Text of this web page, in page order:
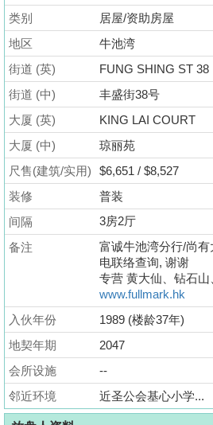
数
据
公
布
置
业
手
册
关
於
我
类别
居屋/资助房屋
地区
牛池湾
街道 (英)
FUNG SHING ST 38
街道 (中)
丰盛街38号
大厦 (英)
KING LAI COURT
大厦 (中)
琼丽苑
尺售(建筑/实用)
$6,651 / $8,527
装修
普装
间隔
3房2厅
备注
富诚牛池湾分行/尚
电联络查询, 谢谢
专营 黄大仙、钻石
www.fullmark.hk
入伙年份
1989 (楼龄37年)
地契年期
2047
会所设施
--
邻近环境
近圣公会基心小学...